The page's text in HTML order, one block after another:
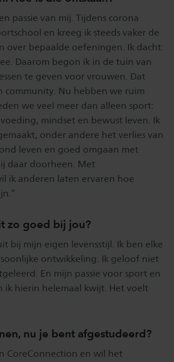
passie van mij. Tijdens corona
en kreeg ik steeds vaker de
over bepaalde oefeningen. Ik dacht:
Daarom begon ik in de tuin van
te geven voor vrouwen. Dat
community. Nu hebben we ruim
we veel meer dan alleen sport:
mindset en bewust leven. Ik
onder andere het verlies van
leven en goed omgaan met
daar doorheen. Met
ik anderen laten ervaren hoe
zo goed bij jou?
bij mijn eigen levensstijl. Ik ben elke
ontwikkeling. Ik geloof niet
En mijn passie voor sport en
ik hierin helemaal kwijt. Het voelt
nu je bent afgestudeerd?
CoreConnection en wil het